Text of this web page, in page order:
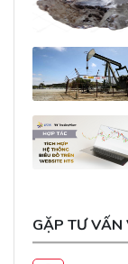
GẶP TƯ VẤN